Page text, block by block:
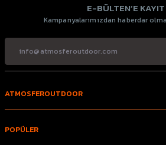
E-BÜLTEN’E
Kampanyalarımızdan haberdar
ATMOSFEROUTDOOR
POPÜLER